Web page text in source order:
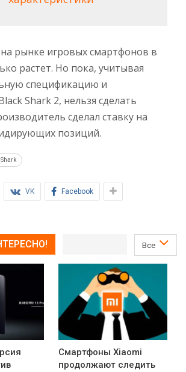
рынке игровых смартфонов в
растет. Но пока, учитывая
спецификацию и
Shark 2, нельзя сделать
сделал ставку на
позиций.
VK Facebook
Все
Смартфоны Xiaomi
продолжают следить